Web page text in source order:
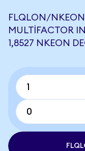
FLQLON/
MULTIFACTOR
1,8527 NKEON